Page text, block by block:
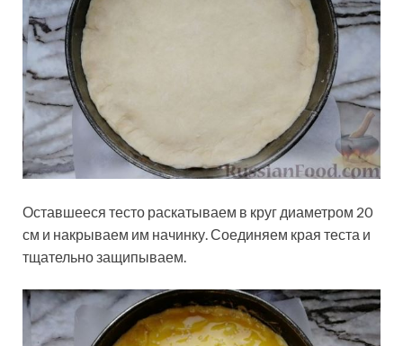
Оставшееся тесто раскатываем в круг диаметром 20
см и накрываем им начинку. Соединяем края теста и
тщательно защипываем.